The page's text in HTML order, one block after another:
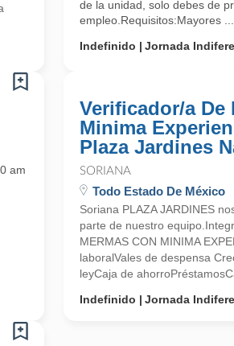
de la unidad, solo debes de
empleo.Requisitos:Mayores ...
Indefinido
Jornada
am
Verificador/a De
Minima
Plaza Jardines
SORIANA
Todo Estado De México
Soriana PLAZA JARDINES
parte de nuestro
MERMAS CON MINIMA
laboralVales de despensa
leyCaja de
Indefinido
Jornada